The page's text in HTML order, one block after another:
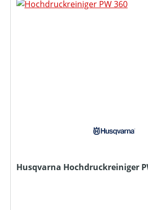
Husqvarna Hochdruckreiniger